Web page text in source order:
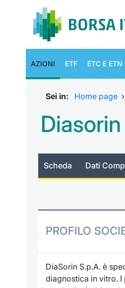
AZIONI ETF ETC E ETN
Sei in: Home page ›
Diasorin
Scheda Dati
PROFILO
DiaSorin S.p.A. è
diagnostica in vitro.